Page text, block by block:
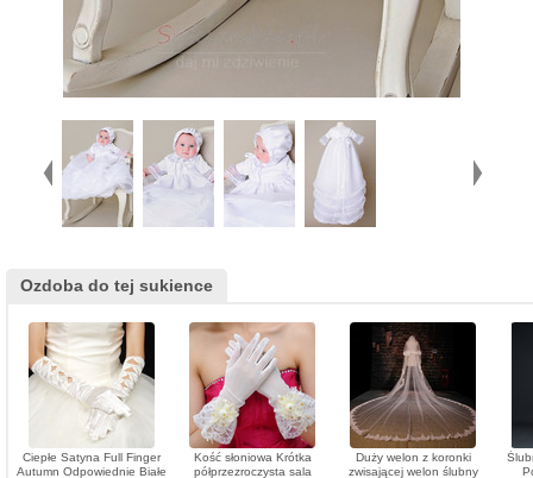
Ozdoba do tej sukience
Ciepłe Satyna Full Finger
Autumn Odpowiednie Białe
Kość słoniowa Krótka
półprzezroczysta sala
Duży welon z koronki
zwisającej welon ślubny